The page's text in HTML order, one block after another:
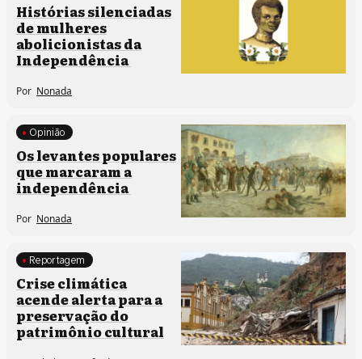
Memória e patrimônio
Histórias silenciadas
de mulheres
abolicionistas da
Independência
Por Nonada
Memória e patrimônio
Opinião
Os levantes populares
que marcaram a
independência
Por Nonada
Clima e cultura
Memória e patrimônio
Políticas culturais
Reportagem
Crise climática
acende alerta para a
preservação do
patrimônio cultural